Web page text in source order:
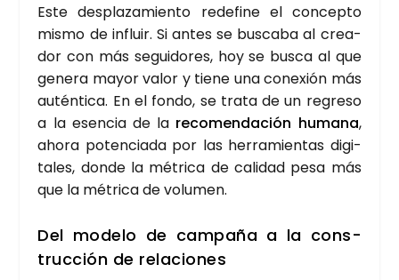
Este des­pla­za­mien­to rede­fi­ne el con­cep­to
mis­mo de influir. Si antes se bus­ca­ba al crea­
dor con más segui­do­res, hoy se bus­ca al que
gene­ra mayor valor y tie­ne una cone­xión más
autén­ti­ca. En el fon­do, se tra­ta de un regre­so
a la esen­cia de la reco­men­da­ción huma­na,
aho­ra poten­cia­da por las herra­mien­tas digi­
ta­les, don­de la métri­ca de cali­dad pesa más
que la métri­ca de volu­men.
Del mode­lo de cam­pa­ña a la cons­
truc­ción de rela­cio­nes